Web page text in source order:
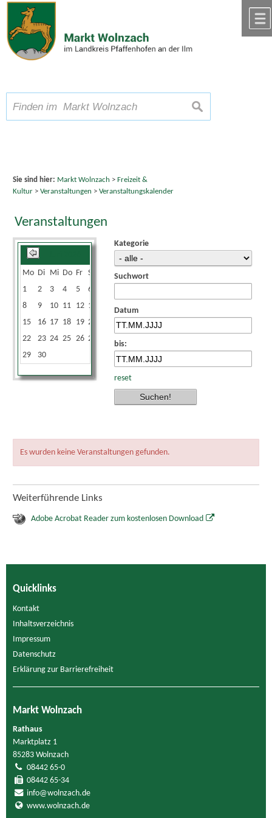
Zum Inhalt,zur Navigation
Schriftgröße A A A suchen
Sie sind hier: Markt Wolnzach > Freizeit &
Kultur> Veranstaltungen > Veranstaltungskalender
Veranstaltungen
Mo Di Mi Do Fr Sa
1
2 3 4 5 6
8
9 10 11 12 13
15
16 17 18 19 20
22
23 24 25 26 27
29
30
Kategorie
Suchwort
Datum
bis:
reset
Es wurden keine Veranstaltungen gefunden.
Weiterführende Links
Adobe Acrobat Reader zum kostenlosen Download
Quicklinks
Kontakt
Inhaltsverzeichnis
Impressum
Datenschutz
Erklärung zur Barrierefreiheit
Markt Wolnzach
Rathaus
Marktplatz 1
85283 Wolnzach
08442 65-0
08442 65-34
info@wolnzach.de
www.wolnzach.de